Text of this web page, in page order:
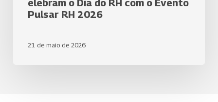
elebram o Dia do RH com o Evento
Pulsar RH 2026
21 de maio de 2026